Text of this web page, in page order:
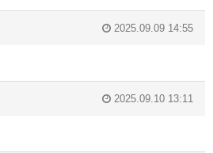
2025.09.09 14:55
2025.09.10 13:11